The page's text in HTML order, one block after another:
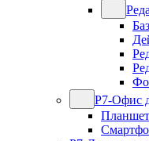
Р7-Офис
Планшет